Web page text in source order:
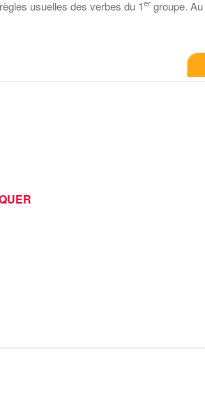
usuelles des verbes du 1er groupe.